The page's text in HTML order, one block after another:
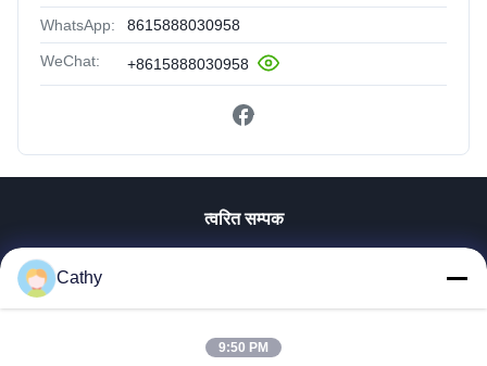
WhatsApp: 8615888030958
WeChat: +8615888030958
त्वरित सम्पक
वीडियो
वी.आर. शो
Cathy
9:50 PM